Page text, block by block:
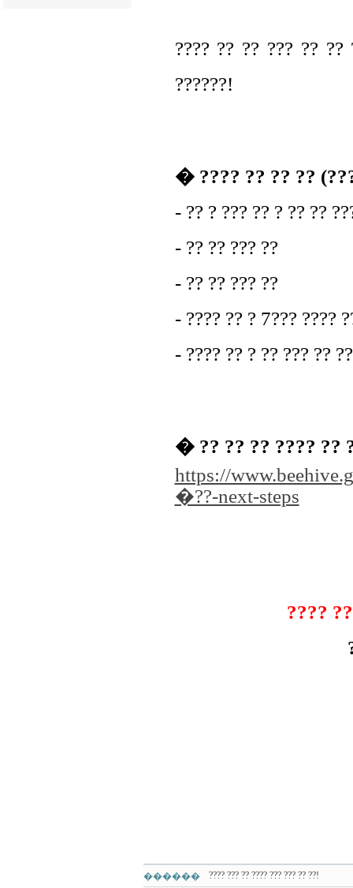
???? ?? ?? ??? ?? ??
??????!
� ???? ?? ?? ??
- ?? ? ??? ?? ? ?? ??
- ?? ?? ??? ??
- ?? ?? ??? ??
- ???? ?? ? 7??? ????
- ???? ?? ? ?? ??? ?? ??
� ?? ?? ?? ???? ??
https://
�??-next-steps
????
������ ???? ??? ?? ???? ??? ??? ?? ??!